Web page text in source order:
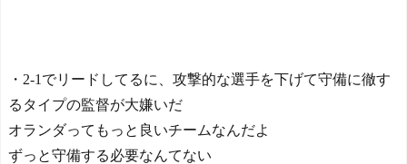
・2-1でリードしてるに、攻撃的な選手を下げて守備に徹す
るタイプの監督が大嫌いだ
オランダってもっと良いチームなんだよ
ずっと守備する必要なんてない